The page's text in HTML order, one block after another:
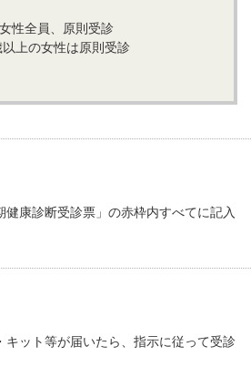
性全員、原則受診
上の女性は原則受診
健康診断受診票」の赤枠内すべてに記入
キット等が届いたら、指示に従って受診